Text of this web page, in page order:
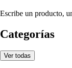
Escribe un producto,
Categorías
Ver todas